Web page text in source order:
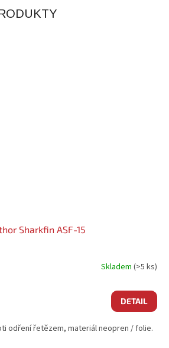
Sharkfin ASF-15
Skladem (>5 ks)
DETAIL
odření řetězem, materiál neopren / folie.